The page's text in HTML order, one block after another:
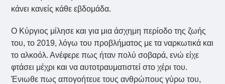
κάνει κανείς κάθε εβδομάδα.
Ο Κύργιος μίλησε και για μια άσχημη περίοδο της ζωής
του, το 2019, λόγω του προβλήματος με τα ναρκωτικά και
το αλκοόλ. Ανέφερε πως ήταν πολύ σοβαρά, ενώ είχε
φτάσει μέχρι και να αυτοτραυματιστεί στο χέρι του.
Ένιωθε πως απογοήτευε τους ανθρώπους γύρω του,